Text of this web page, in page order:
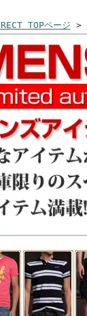
TOPページ >